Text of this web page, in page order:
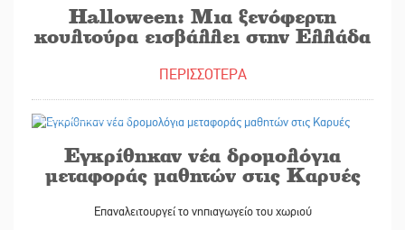
Halloween: Μια ξενόφερτη
κουλτούρα εισβάλλει στην Ελλάδα
ΠΕΡΙΣΣΟΤΕΡΑ
Εγκρίθηκαν νέα δρομολόγια
μεταφοράς μαθητών στις Καρυές
Επαναλειτουργεί το νηπιαγωγείο του χωριού